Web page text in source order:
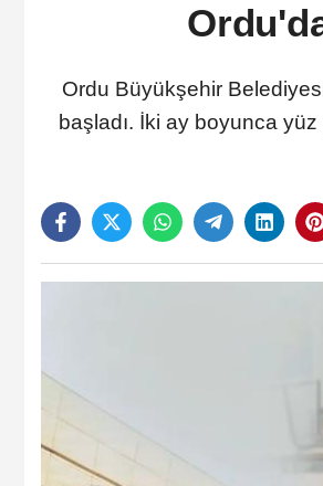
Ordu Büyükşehir
başladı. İki ay boyunca